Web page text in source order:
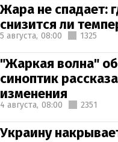
Жара не спадает:
снизится ли
5 августа, 08:00 1325
"Жаркая волна"
синоптик
изменения
4 августа, 08:00 2351
Украину